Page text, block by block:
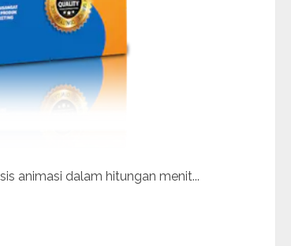
animasi dalam hitungan menit...